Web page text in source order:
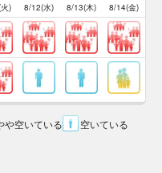
) 8/12(水) 8/13(木) 8/14(金)
や空いている
空いている